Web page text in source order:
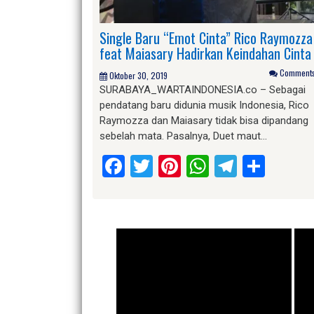
Single Baru “Emot Cinta” Rico Raymozza
feat Maiasary Hadirkan Keindahan Cinta
Oktober 30, 2019
SURABAYA_WARTAINDONESIA.co – Sebagai
pendatang baru didunia musik Indonesia, Rico
Raymozza dan Maiasary tidak bisa dipandang
sebelah mata. Pasalnya, Duet maut…
Facebook
Twitter
Pinterest
WhatsApp
Telegram